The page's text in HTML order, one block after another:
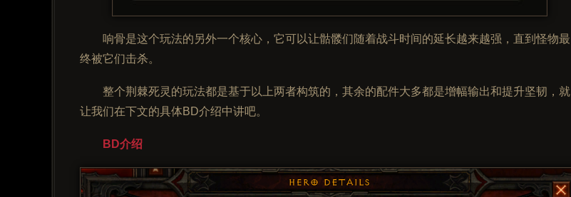
响骨是这个玩法的另外一个核心，它可以让骷髅们随着战斗时间的延长越来越强，直到怪物最
终被它们击杀。
整个荆棘死灵的玩法都是基于以上两者构筑的，其余的配件大多都是增幅输出和提升坚韧，就
让我们在下文的具体BD介绍中讲吧。
BD介绍